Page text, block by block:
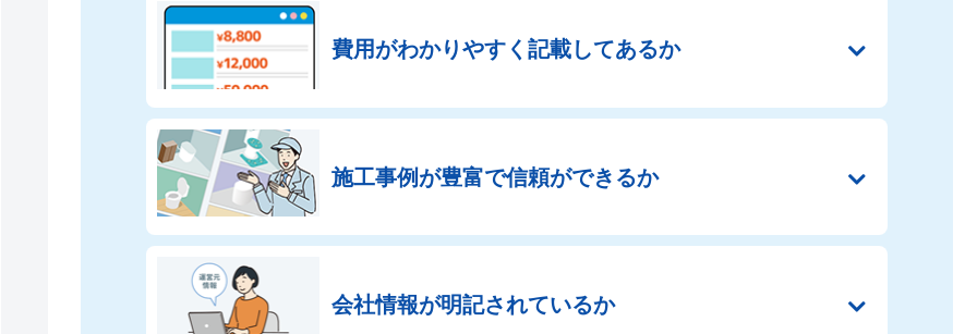
費用がわかりやすく 記載してあるか
施工事例が豊富で信頼ができるか
会社情報が明記されているか